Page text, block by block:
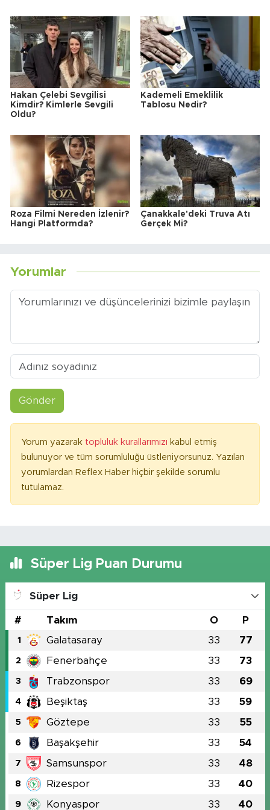
Hakan Çelebi Sevgilisi
Kimdir? Kimlerle Sevgili
Oldu?
Kademeli Emeklilik
Tablosu Nedir?
Roza Filmi Nereden İzlenir?
Hangi Platformda?
Çanakkale'deki Truva Atı
Gerçek Mi?
Yorumlar
Gönder
Yorum yazarak topluluk kurallarımızı kabul etmiş
bulunuyor ve tüm sorumluluğu üstleniyorsunuz. Yazılan
yorumlardan Reflex Haber hiçbir şekilde sorumlu
tutulamaz.
Süper Lig Puan Durumu
Süper Lig
# Takım O P
1 Galatasaray 33 77
2 Fenerbahçe 33 73
3 Trabzonspor 33 69
4 Beşiktaş 33 59
5 Göztepe 33 55
6 Başakşehir 33 54
7 Samsunspor 33 48
8 Rizespor 33 40
9 Konyaspor 33 40